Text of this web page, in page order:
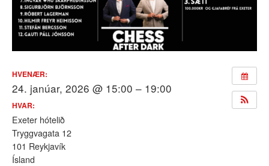
HVENÆR:
24. janúar, 2026 @ 15:00 – 19:00
HVAR:
Exeter hótelið
Tryggvagata 12
101 Reykjavík
Ísland